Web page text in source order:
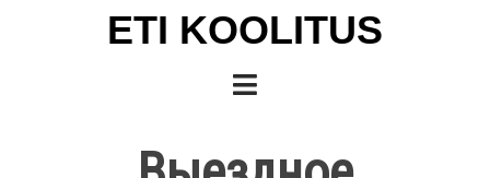
ETI KOOLITUS